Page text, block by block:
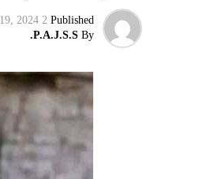
Published
2 years ago
2024
By
P.A.J.S.S.